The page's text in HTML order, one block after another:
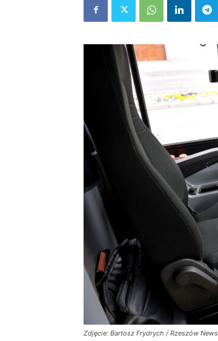
Zdjęcie: Bartosz Frydrych / Rzeszów News